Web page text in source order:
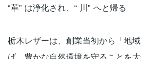
“革” は浄化され、“ 川” へと帰る
栃木レザーは、創業当初から「地